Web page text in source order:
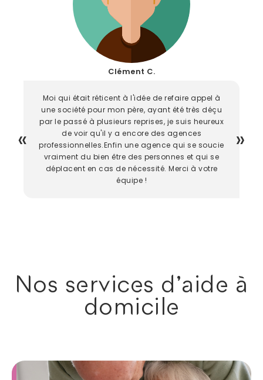
Clément C.
Moi qui était réticent à l'idée de refaire appel à
une société pour mon père, ayant été très déçu
par le passé à plusieurs reprises, je suis heureux
de voir qu'il y a encore des agences
professionnelles.Enfin une agence qui se soucie
vraiment du bien être des personnes et qui se
déplacent en cas de nécessité. Merci à votre
équipe !
Nos services d'aide à
domicile